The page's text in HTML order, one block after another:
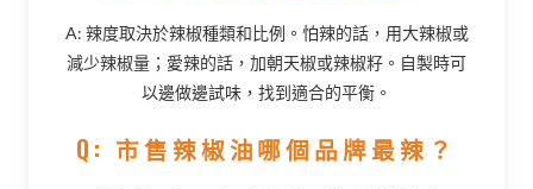
A: 辣度取決於辣椒種類和比例。怕辣的話，用大辣椒或
減少辣椒量；愛辣的話，加朝天椒或辣椒籽。自製時可
以邊做邊試味，找到適合的平衡。
Q: 市售辣椒油哪個品牌最辣？